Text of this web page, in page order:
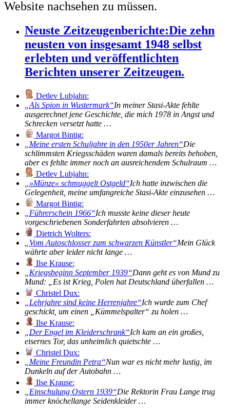
Website nachsehen zu müssen.
Neuste Zeitzeugenberichte:Die zehn
neusten von insgesamt 1948 selbst
erlebten und veröffentlichten
Berichten unserer Zeitzeugen.
Detlev Lubjahn:
Als Spion in Wustermark In meiner Stasi-Akte fehlte
ausgerechnet jene Geschichte, die mich 1978 in Angst und
Schrecken versetzt hatte …
Margot Bintig:
Meine ersten Schuljahre in den 1950er Jahren Die
schlimmsten Kriegsschäden waren damals bereits behoben,
aber es fehlte immer noch an ausreichendem Schulraum …
Detlev Lubjahn:
»Münze« schmuggelt Ostgeld Ich hatte inzwischen die
Gelegenheit, meine umfangreiche Stasi-Akte einzusehen …
Margot Bintig:
Führerschein 1966 Ich musste keine dieser heute
vorgeschriebenen Sonderfahrten absolvieren …
Dietrich Wolters:
Vom Autoschlosser zum schwarzen Künstler Mein Glück
währte aber leider nicht lange …
Ilse Krause:
Kriegsbeginn September 1939 Dann geht es von Mund zu
Mund: „Es ist Krieg, Polen hat Deutschland überfallen …
Christel Dux:
Lehrjahre sind keine Herrenjahre Ich wurde zum Chef
geschickt, um einen „Kümmelspalter“ zu holen …
Ilse Krause:
Der Engel im Kleiderschrank Ich kam an ein großes,
eisernes Tor, das unheimlich quietschte …
Christel Dux:
Meine Freundin Petra Nun war es nicht mehr lustig, im
Dunkeln auf der Autobahn …
Ilse Krause:
Einschulung Ostern 1939 Die Rektorin Frau Lange trug
immer knöchellange Seidenkleider …